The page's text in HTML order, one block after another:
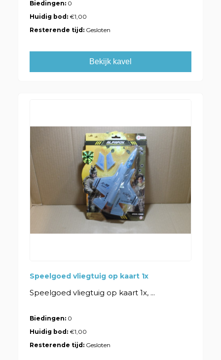
Biedingen: 0
Huidig bod:€1,00
Resterende tijd: Gesloten
Bekijk kavel
Speelgoed vliegtuig op kaart 1x
Speelgoed vliegtuig op kaart 1x, ...
Biedingen: 0
Huidig bod:€1,00
Resterende tijd: Gesloten